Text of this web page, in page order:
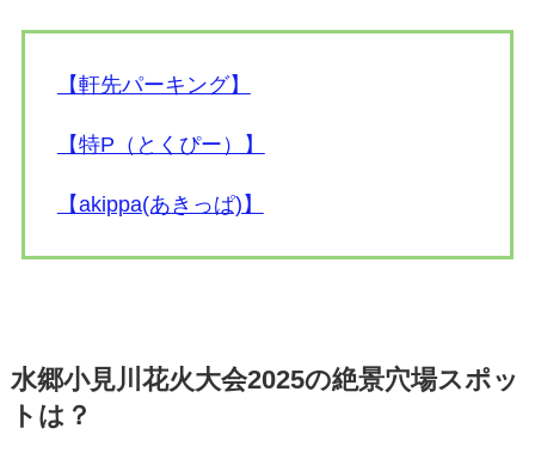
【軒先パーキング】
【特P（とくぴー）】
【akippa(あきっぱ)】
水郷小見川花火大会2025の絶景穴場スポッ
トは？